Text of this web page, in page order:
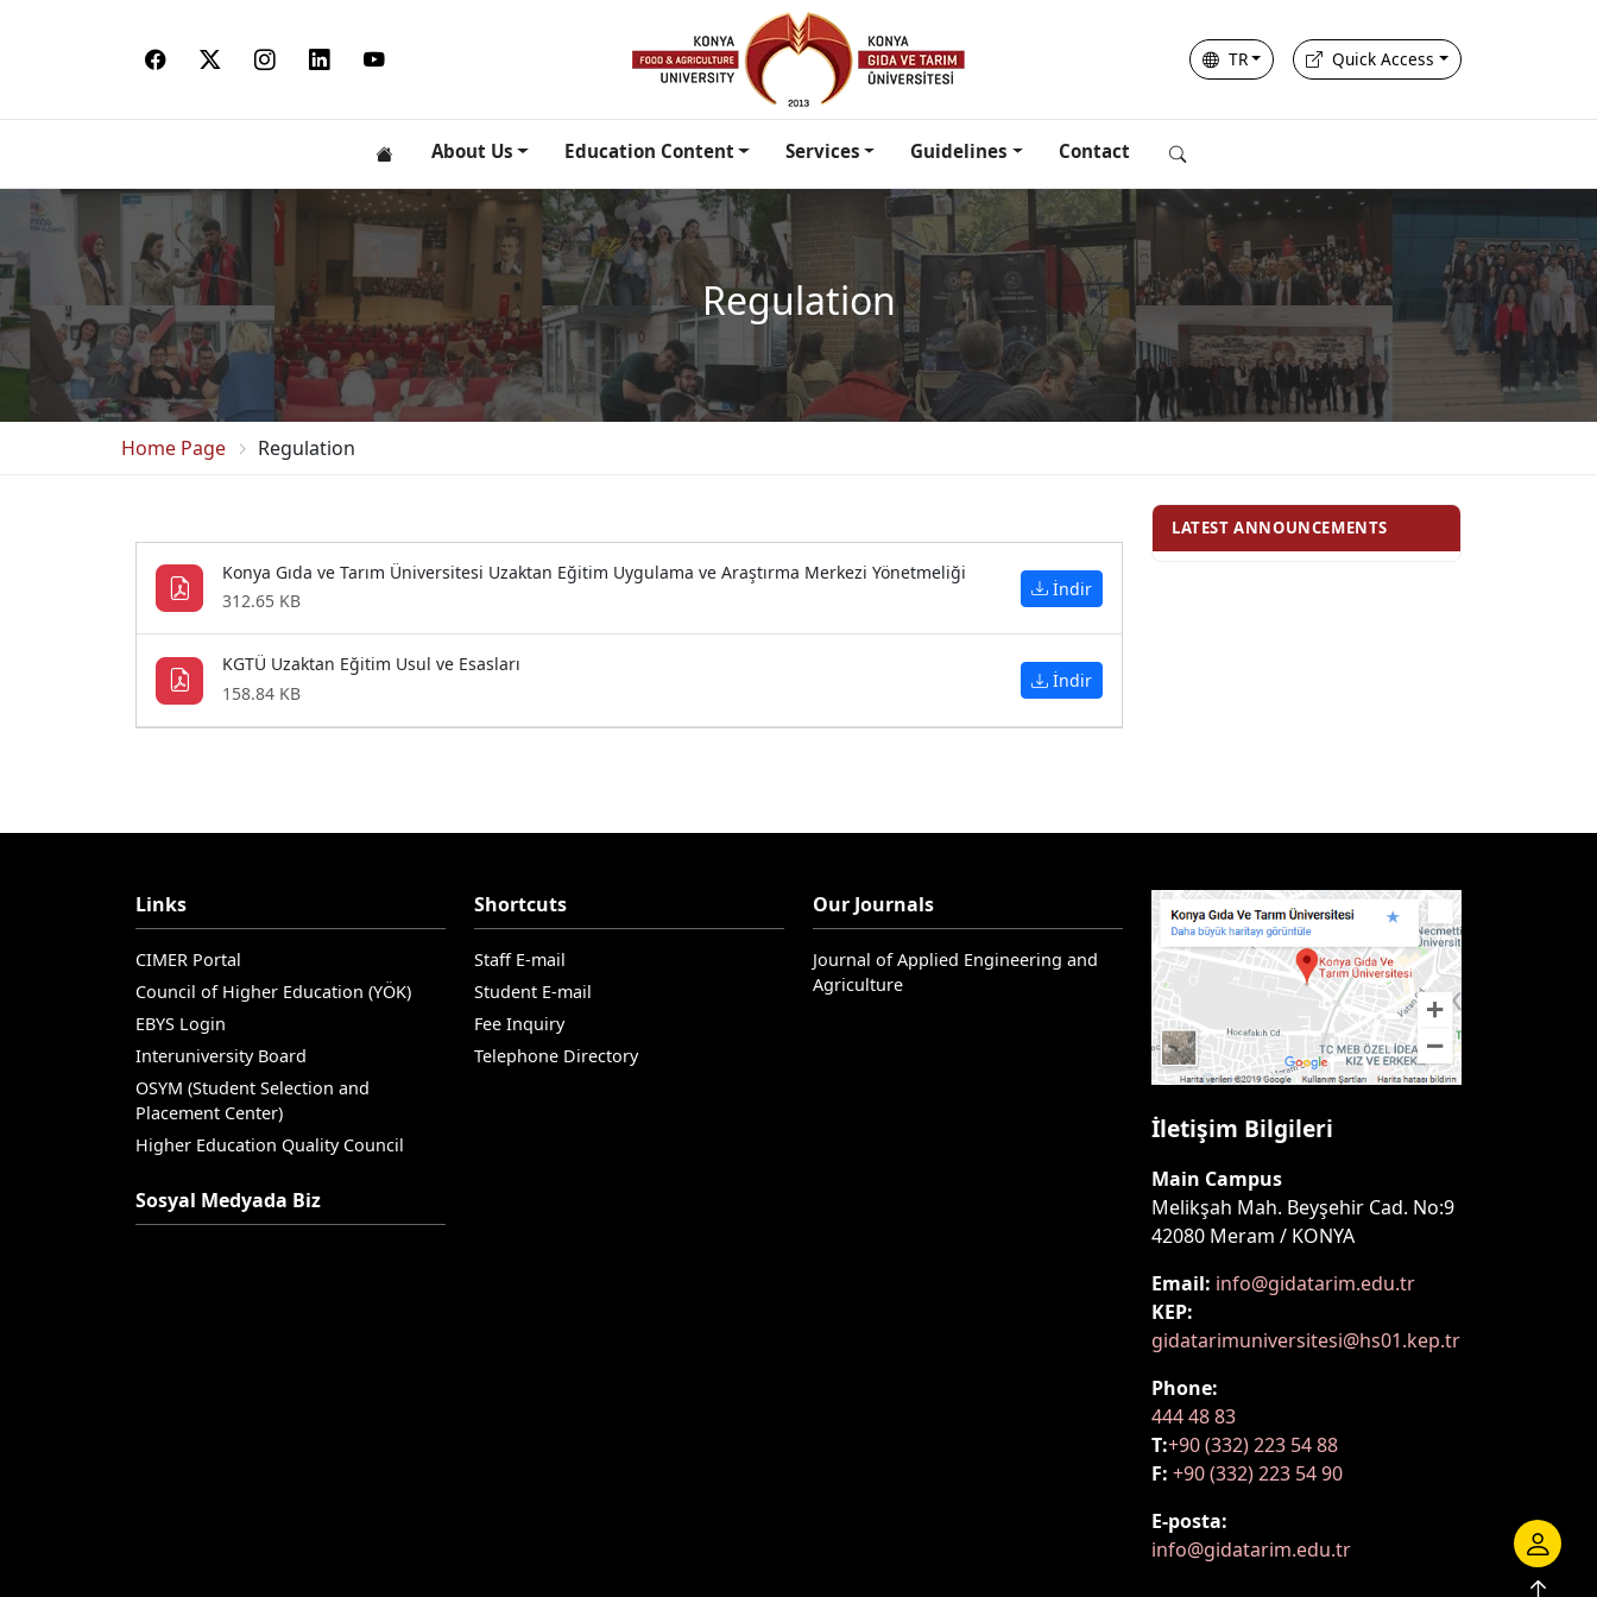
TR Quick Access
About Us Education Content Services Guidelines Contact
Regulation
Home Page Regulation
Konya Gıda ve Tarım Üniversitesi Uzaktan Eğitim Uygulama ve Araştırma Merkezi Yönetmeliği
312.65 KB
İndir
KGTÜ Uzaktan Eğitim Usul ve Esasları
158.84 KB
İndir
LATEST ANNOUNCEMENTS
Links
CIMER Portal
Council of Higher Education (YÖK)
EBYS Login
Interuniversity Board
OSYM (Student Selection and
Placement Center)
Higher Education Quality Council
Sosyal Medyada Biz
Shortcuts
Staff E-mail
Student E-mail
Fee Inquiry
Telephone Directory
Our Journals
Journal of Applied Engineering and
Agriculture
İletişim Bilgileri
Main Campus
Melikşah Mah. Beyşehir Cad. No:9
42080 Meram / KONYA
Email: info@gidatarim.edu.tr
KEP:
gidatarimuniversitesi@hs01.kep.tr
Phone:
444 48 83
T:+90 (332) 223 54 88
F: +90 (332) 223 54 90
E-posta:
info@gidatarim.edu.tr